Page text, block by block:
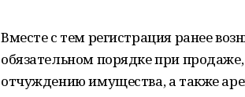
Вместе с тем регистрация ранее
обязательном порядке при
отчуждению имущества, а также